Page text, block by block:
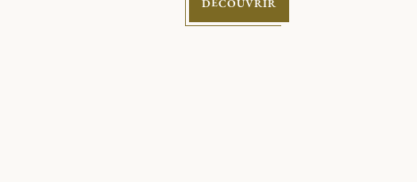
DÉCOUVRIR